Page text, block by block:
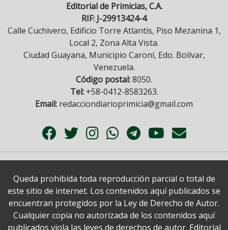
Editorial de Primicias, C.A.
RIF: J-29913424-4
Calle Cuchivero, Edificio Torre Atlantis, Piso Mezanina 1,
Local 2, Zona Alta Vista.
Ciudad Guayana, Municipio Caroní, Edo. Bolívar,
Venezuela.
Código postal:8050.
Tel:+58-0412-8583263.
Email: redacciondiarioprimicia@gmail.com
Queda prohibida toda reproducción parcial o total de
este sitio de internet. Los contenidos aquí publicados se
encuentran protegidos por la Ley de Derecho de Autor.
Cualquier copia no autorizada de los contenidos aquí
publicados viola las leyes de derechos de autor. Editorial